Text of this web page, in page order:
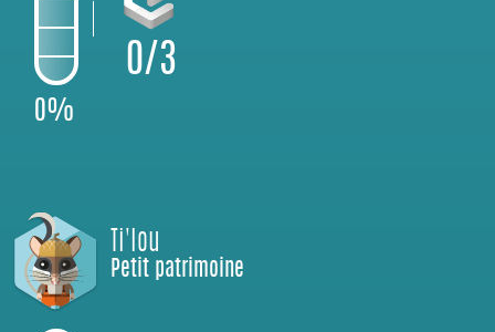
0%
0/3
Ti'lou
Petit patrimoine